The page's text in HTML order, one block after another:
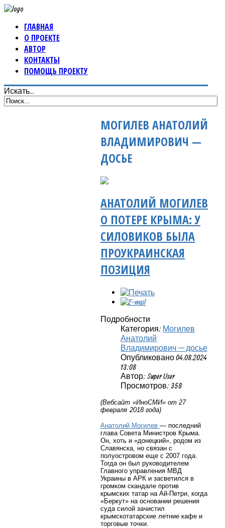
ГЛАВНАЯ
О ПРОЕКТЕ
АВТОР
КОНТАКТЫ
ПОМОЩЬ ПРОЕКТУ
Искать...
МОГИЛЕВ АНАТОЛИЙ
ВЛАДИМИРОВИЧ —
ДОСЬЕ
АНАТОЛИЙ МОГИЛЕВ
О ПОТЕРЕ КРЫМА: У
СИЛОВИКОВ БЫЛА
ПРОУКРАИНСКАЯ
ПОЗИЦИЯ
Подробности
Категория: Могилев
Анатолий
Владимирович — досье
Опубликовано 04.08.2024
13:08
Автор: Super User
Просмотров: 358
(Вебсайт «ИноСМИ» от 27
февраля 2018 года)
Анатолий Могилев — последний
глава Совета Министров Крыма.
Он, хоть и «донецкий», родом из
Славянска, но связан с
полуостровом еще с 2007 года.
Тогда он был руководителем
Главного управления МВД
Украины в АРК и засветился в
громком скандале против
крымских татар на Ай-Петри, когда
«Беркут» на основании решения
суда силой зачистил
крымскотатарские летние кафе и
торговые точки.